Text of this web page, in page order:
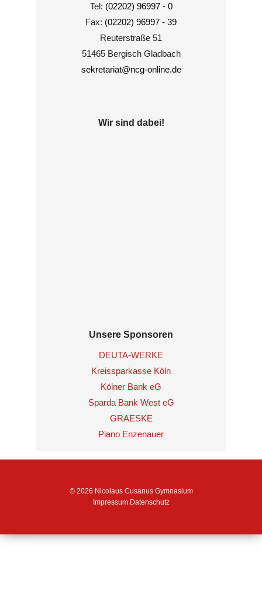
Tel: (02202) 96997 - 0
Fax: (02202) 96997 - 39
Reuterstraße 51
51465 Bergisch Gladbach
sekretariat@ncg-online.de
Wir sind dabei!
Unsere Sponsoren
DEUTA-WERKE
Kreissparkasse Köln
Kölner Bank eG
Sparda Bank West eG
GRAESKE
Piano Enzenauer
© 2026 Nicolaus Cusanus Gymnasium
Impressum Datenschutz